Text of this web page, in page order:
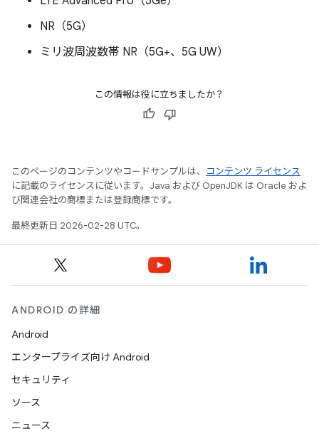
NR（5G）
ミリ波周波数帯 NR（5G+、5G UW）
この情報は役に立ちましたか？
このページのコンテンツやコードサンプルは、
コンテンツ ライセンス
に記載のライセンスに従います。Java および OpenJDK は Oracle およ
び関連会社の商標または登録商標です。
最終更新日 2026-02-28 UTC。
ANDROID の詳細
Android
エンタープライズ向け Android
セキュリティ
ソース
ニュース